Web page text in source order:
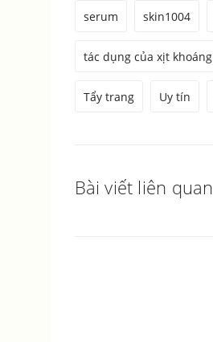
serum skin1004
tác dụng của xịt khoáng
Tẩy trang Uy tín
Bài viết liên quan